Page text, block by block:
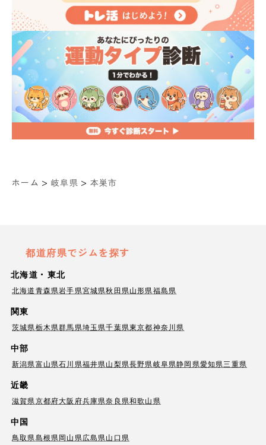
ホーム > 岐阜県 > 本巣市
都道府県でジムを探す
北海道・東北
北海道青森県岩手県宮城県秋田県山形県福島県
関東
茨城県栃木県群馬県埼玉県千葉県東京都神奈川県
中部
新潟県富山県石川県福井県山梨県長野県岐阜県静岡県愛知県三重県
近畿
滋賀県京都府大阪府兵庫県奈良県和歌山県
中国
鳥取県島根県岡山県広島県山口県